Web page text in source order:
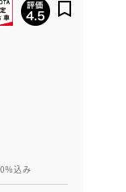
％込み